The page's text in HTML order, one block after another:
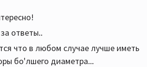
ответы..
что в любом случае лучше иметь
бо'лшего диаметра...